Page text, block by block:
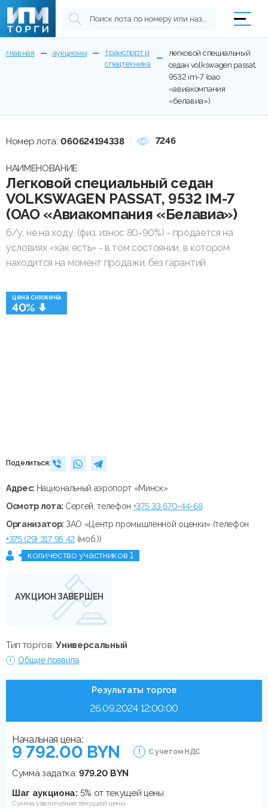
главная аукционы
транспорт и
спецтехника
легковой специальный
седан volkswagen passat,
9532 im-7 (оао
«авиакомпания
«белавиа»)
цена снижена
40%
Поделиться:
Номер лота: 060624194338 7246
НАИМЕНОВАНИЕ
Легковой специальный седан
VOLKSWAGEN PASSAT, 9532 IM-7
(ОАО «Авиакомпания «Белавиа»)
б/у, не на ходу, (физ. износ 80-90%) - продается на
условиях «как есть» - в том состоянии, в котором
находится на момент продажи, без гарантий
Адрес: Национальный аэропорт «Минск»
Осмотр лота: Сергей, телефон +375 33 670-44-68
Организатор: ЗАО «Центр промышленной оценки» (телефон
+375 (29) 317 95 42(моб.))
количество участников 1
АУКЦИОН ЗАВЕРШЕН
Тип торгов:Универсальный
Общие правила
Результаты торгов
26.09.2024 12:00:00
Начальная цена:
9 792.00 BYN С учетом НДС
Сумма задатка:979.20 BYN
Шаг аукциона: 5% от текущей цены
Сумма увеличения текущей цены